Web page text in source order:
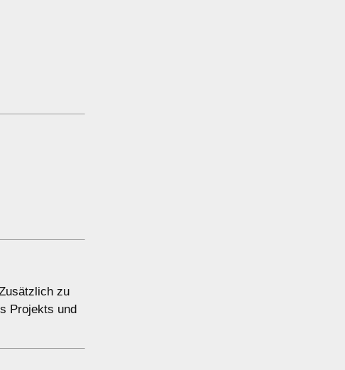
zu
Projekts und